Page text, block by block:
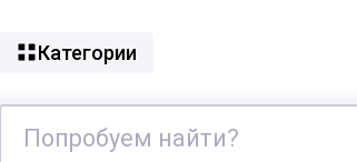
Категории